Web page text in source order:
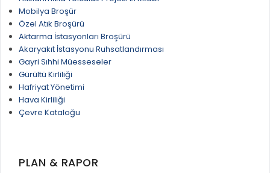
BİLGİ EDİNME
MECLİS
MECLİS ÜYELERİ
KOMİSYON ÜYELERİ
MECLİS KARARLARI
MECLİS GÜNDEMİ VE KARAR ÖZETLERİ
STRATEJİK PLANLAR
YANGIN SİGORTA E-BEYANNAME
BAŞVURU / KAYIT / SORGU
ORKESTRA KAYIT
SEYAHAT KARTI SORGULAMA
BURSA AKADEMİ
İTFAİYE RAPORU
Mobilya Broşür
Özel Atık Broşürü
Aktarma İstasyonları Broşürü
Akaryakıt İstasyonu Ruhsatlandırması
Gayri Sıhhi Müesseseler
Gürültü Kirliliği
Hafriyat Yönetimi
Hava Kirliliği
Çevre Kataloğu
PLAN & RAPOR